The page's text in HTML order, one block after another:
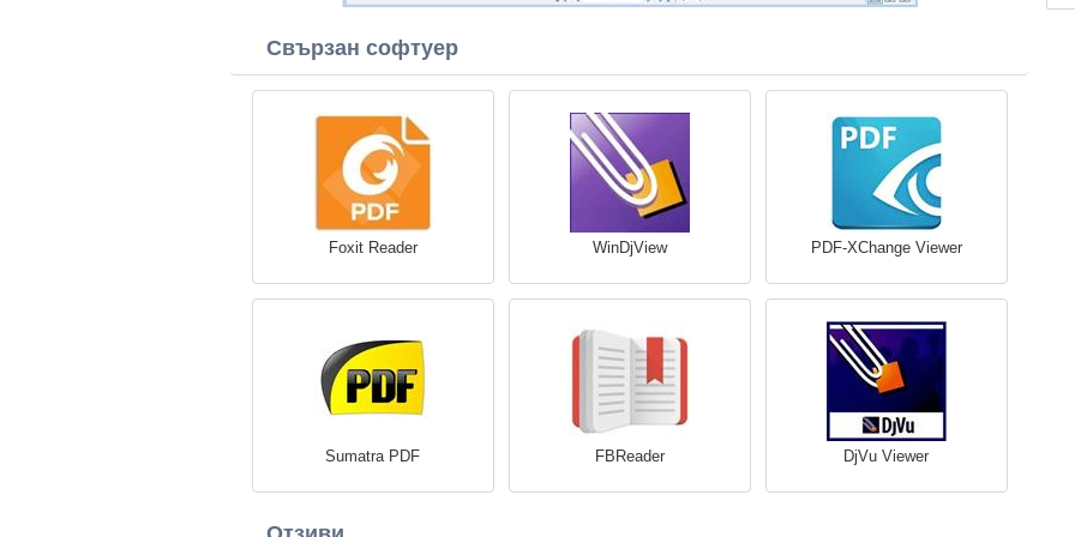
Свързан софтуер
Foxit Reader WinDjView PDF-XChange Viewer
Sumatra PDF FBReader DjVu Viewer